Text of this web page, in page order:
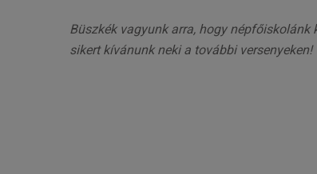
Büszkék vagyunk arra, hogy népfőiskolánk
sikert kívánunk neki a további versenyeken!